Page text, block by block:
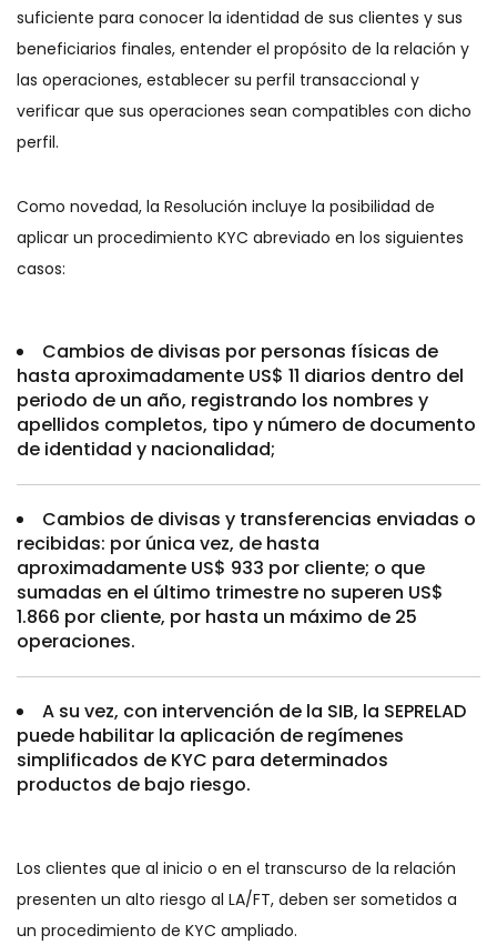
suficiente para conocer la identidad de sus clientes y sus
beneficiarios finales, entender el propósito de la relación y
las operaciones, establecer su perfil transaccional y
verificar que sus operaciones sean compatibles con dicho
perfil.
Como novedad, la Resolución incluye la posibilidad de
aplicar un procedimiento KYC abreviado en los siguientes
casos:
Cambios de divisas por personas físicas de
hasta aproximadamente US$ 11 diarios dentro del
periodo de un año, registrando los nombres y
apellidos completos, tipo y número de documento
de identidad y nacionalidad;
Cambios de divisas y transferencias enviadas o
recibidas: por única vez, de hasta
aproximadamente US$ 933 por cliente; o que
sumadas en el último trimestre no superen US$
1.866 por cliente, por hasta un máximo de 25
operaciones.
A su vez, con intervención de la SIB, la SEPRELAD
puede habilitar la aplicación de regímenes
simplificados de KYC para determinados
productos de bajo riesgo.
Los clientes que al inicio o en el transcurso de la relación
presenten un alto riesgo al LA/FT, deben ser sometidos a
un procedimiento de KYC ampliado.